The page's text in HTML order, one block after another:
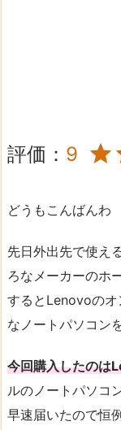
評価： 9
どうもこんばんわ
先日外出先で使え
ろなメーカーのホ
するとLenovoのオ
なノートパソコン
今回購入したの
ルのノートパソコ
早速届いたので恒